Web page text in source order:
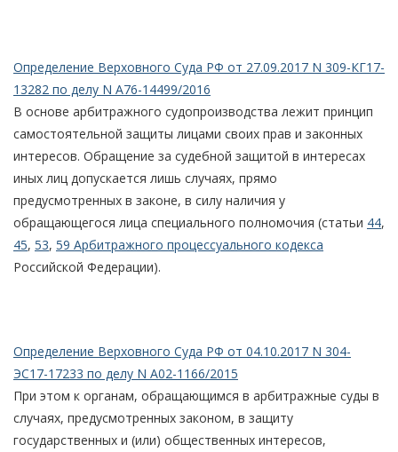
Определение Верховного Суда РФ от 27.09.2017 N 309-КГ17-
13282 по делу N А76-14499/2016
В основе арбитражного судопроизводства лежит принцип
самостоятельной защиты лицами своих прав и законных
интересов. Обращение за судебной защитой в интересах
иных лиц допускается лишь случаях, прямо
предусмотренных в законе, в силу наличия у
обращающегося лица специального полномочия (статьи 44,
45, 53, 59 Арбитражного процессуального кодекса
Российской Федерации).
Определение Верховного Суда РФ от 04.10.2017 N 304-
ЭС17-17233 по делу N А02-1166/2015
При этом к органам, обращающимся в арбитражные суды в
случаях, предусмотренных законом, в защиту
государственных и (или) общественных интересов,